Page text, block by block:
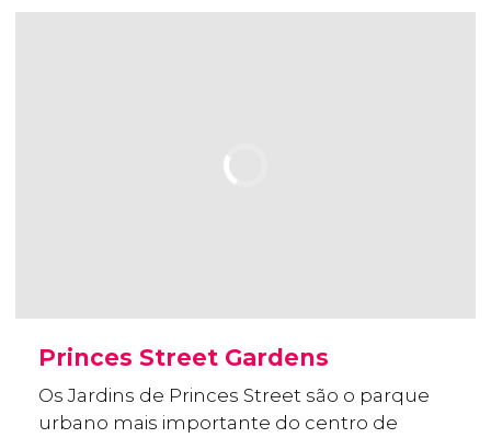
Princes Street Gardens
Os Jardins de Princes Street são o parque
urbano mais importante do centro de